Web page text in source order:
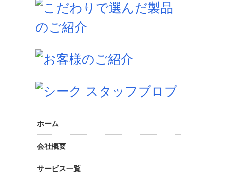
ホーム
会社概要
サービス一覧